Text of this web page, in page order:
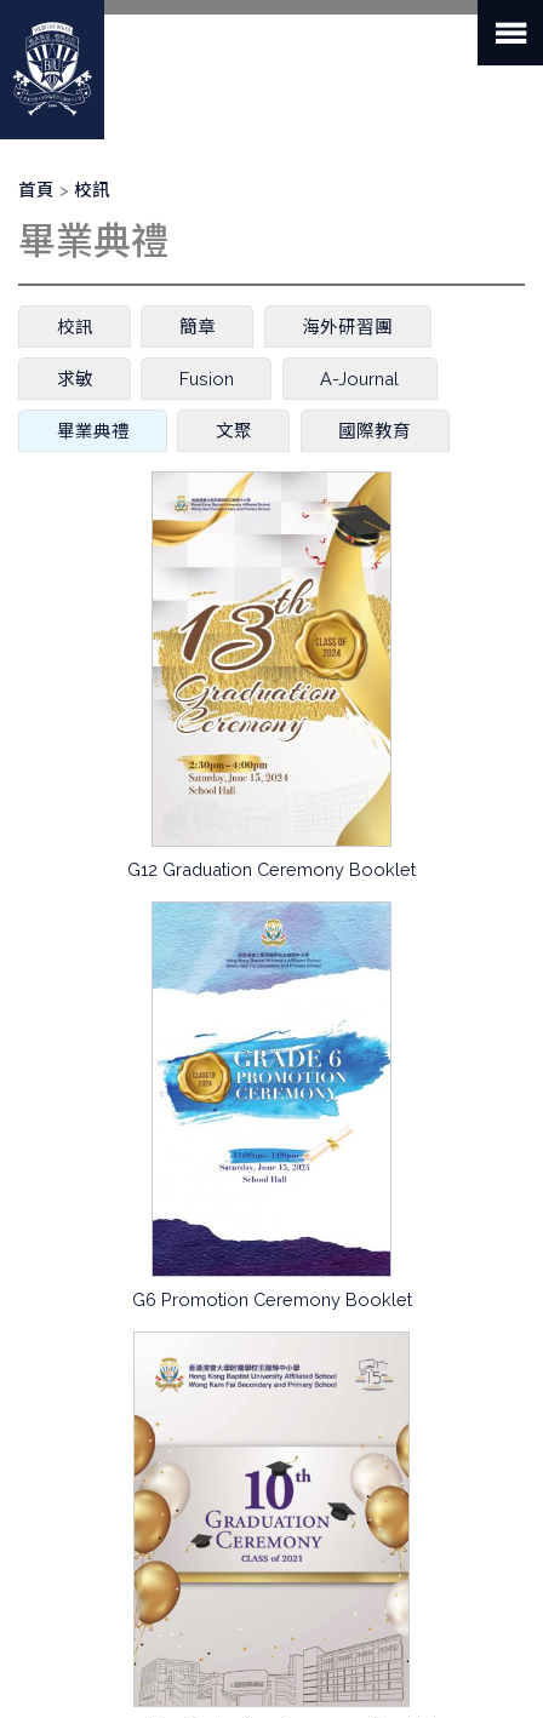
內
導
連
結
首頁 校訊
畢業典禮
要
索
引
標
籤
校訊 簡章 海外研習團
求敏 Fusion A-Journal
畢業典禮
用
文聚 國際教育
G12 Graduation Ceremony Booklet
G6 Promotion Ceremony Booklet